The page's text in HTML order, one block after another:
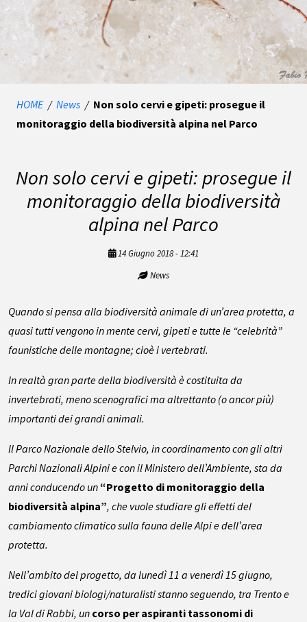
HOME / News / Non solo cervi e gipeti: prosegue il
monitoraggio della biodiversità alpina nel Parco
Non solo cervi e gipeti: prosegue il
monitoraggio della biodiversità
alpina nel Parco
14 Giugno 2018 - 12:41
News
Quando si pensa alla biodiversità animale di un’area protetta, a
quasi tutti vengono in mente cervi, gipeti e tutte le “celebrità”
faunistiche delle montagne; cioè i vertebrati.
In realtà gran parte della biodiversità è costituita da
invertebrati, meno scenografici ma altrettanto (o ancor più)
importanti dei grandi animali.
Il Parco Nazionale dello Stelvio, in coordinamento con gli altri
Parchi Nazionali Alpini e con il Ministero dell’Ambiente, sta da
anni conducendo un“Progetto di monitoraggio della
biodiversità alpina”, che vuole studiare gli effetti del
cambiamento climatico sulla fauna delle Alpi e dell’area
protetta.
Nell’ambito del progetto, da lunedì 11 a venerdì 15 giugno,
tredici giovani biologi/naturalisti stanno seguendo, tra Trento e
la Val di Rabbi, un corso per aspiranti tassonomi di